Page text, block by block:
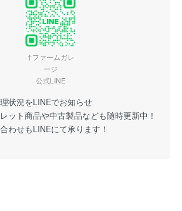
↑ファームガレ
ージ
公式LINE
状況をLINEでお知らせ
ット商品や中古製品なども随時更新中！
わせもLINEにて承ります！